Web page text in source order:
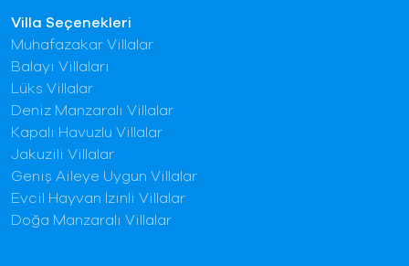
Villa Seçenekleri
Muhafazakar Villalar
Balayı Villaları
Lüks Villalar
Deniz Manzaralı Villalar
Kapalı Havuzlu Villalar
Jakuzili Villalar
Geniş Aileye Uygun Villalar
Evcil Hayvan İzinli Villalar
Doğa Manzaralı Villalar